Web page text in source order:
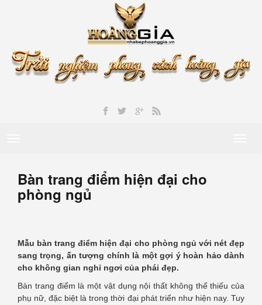
Bàn trang điểm hiện đại cho
phòng ngủ
Mẫu bàn trang điểm hiện đại cho phòng ngủ với nét đẹp
sang trọng, ấn tượng chính là một gợi ý hoàn hảo dành
cho không gian nghỉ ngơi của phái đẹp.
Bàn trang điểm là một vật dụng nội thất không thể thiếu của
phụ nữ, đặc biệt là trong thời đại phát triển như hiện nay. Tuy